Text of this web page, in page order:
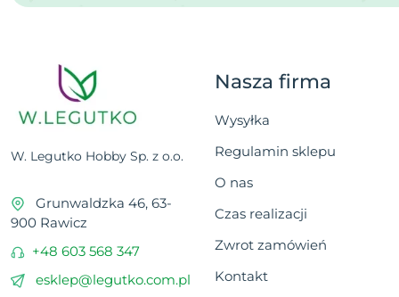
W. Legutko Hobby Sp. z o.o.
Grunwaldzka 46, 63-
900 Rawicz
+48 603 568 347
esklep@legutko.com.pl
Nasza firma
Wysyłka
Regulamin sklepu
O nas
Czas realizacji
Zwrot zamówień
Kontakt